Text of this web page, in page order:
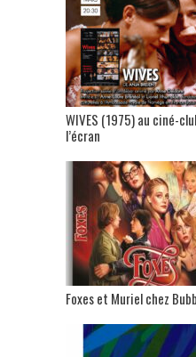
WIVES (1975) au ciné-
l’écran
Foxes et Muriel chez